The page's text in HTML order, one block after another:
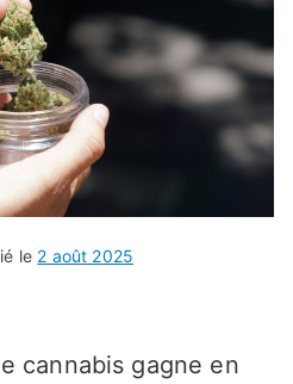
le 2 août 2025
cannabis gagne en